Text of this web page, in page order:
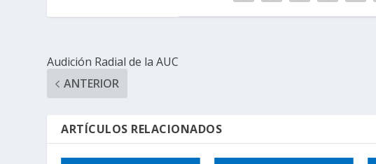
Audición Radial de la AUC
ANTERIOR
ARTÍCULOS RELACIONADOS